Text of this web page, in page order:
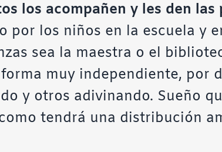
los acompañen y les den las
por los niños en la escuela y
sea la maestra o el
muy independiente, por
y otros adivinando. Sueño
tendrá una distribución